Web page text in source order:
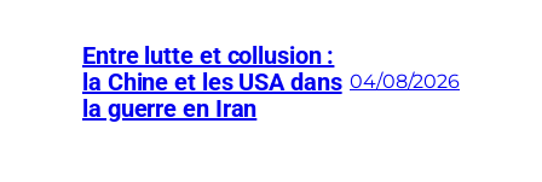
Entre lutte et collusion :
la Chine et les USA dans
la guerre en Iran
04/08/2026